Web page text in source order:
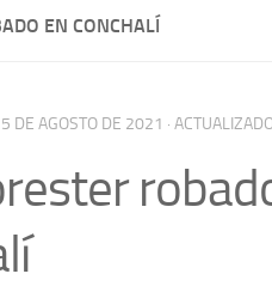
EN CONCHALÍ
5 DE AGOSTO DE 2021 ·